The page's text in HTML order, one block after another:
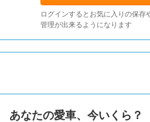
ログインするとお気に入りの保存
管理が出来るようになります
あなたの愛車、今いくら？